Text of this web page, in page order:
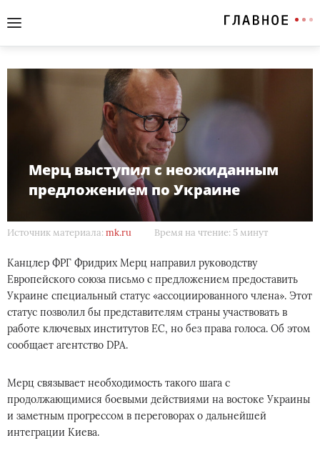
Мерц выступил с неожиданным
предложением по Украине
Источник материала: mk.ru Время на чтение: 5 минут
Канцлер ФРГ Фридрих Мерц направил руководству
Европейского союза письмо с предложением предоставить
Украине специальный статус «ассоциированного члена». Этот
статус позволил бы представителям страны участвовать в
работе ключевых институтов ЕС, но без права голоса. Об этом
сообщает агентство DPA.
Мерц связывает необходимость такого шага с
продолжающимися боевыми действиями на востоке Украины
и заметным прогрессом в переговорах о дальнейшей
интеграции Киева.